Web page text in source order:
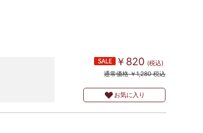
￥820 (税込)
通常価格 ￥1,280 税込
お気に入り